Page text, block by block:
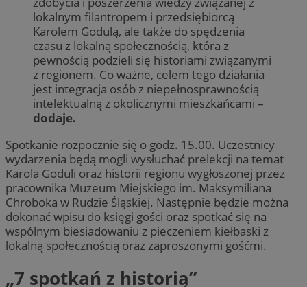
lokalnym filantropem i przedsiębiorcą
Karolem Godulą, ale także do spędzenia
czasu z lokalną społecznością, która z
pewnością podzieli się historiami związanymi
z regionem. Co ważne, celem tego działania
jest integracja osób z niepełnosprawnością
intelektualną z okolicznymi mieszkańcami –
dodaje.
Spotkanie rozpocznie się o godz. 15.00. Uczestnicy
wydarzenia będą mogli wysłuchać prelekcji na temat
Karola Goduli oraz historii regionu wygłoszonej przez
pracownika Muzeum Miejskiego im. Maksymiliana
Chroboka w Rudzie Śląskiej. Następnie będzie można
dokonać wpisu do księgi gości oraz spotkać się na
wspólnym biesiadowaniu z pieczeniem kiełbaski z
lokalną społecznością oraz zaproszonymi gośćmi.
„7 spotkań z historią”